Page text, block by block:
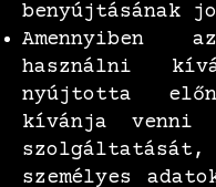
benyújtásának
használni
nyújtotta
kívánja venni
személyes